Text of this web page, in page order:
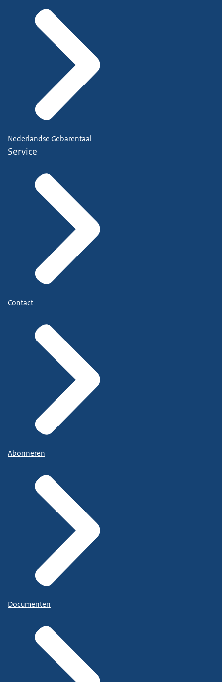
Nederlandse Gebarentaal
Service
Contact
Abonneren
Documenten